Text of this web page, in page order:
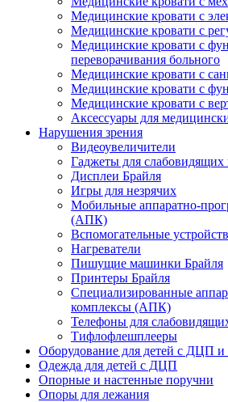
Медицинские кровати с
Медицинские кровати с
Медицинские кровати с
переворачивания больного
Медицинские кровати с
Медицинские кровати с
Медицинские кровати с
Аксессуары для
Нарушения зрения
Видеоувеличители
Гаджеты для слабовидящих
Дисплеи Брайля
Игры для незрячих
Мобильные аппаратно-
(АПК)
Вспомогательные
Нагреватели
Пишущие машинки Брайля
Принтеры Брайля
Специализированные
комплексы (АПК)
Телефоны для
Тифлофлешплееры
Оборудование для детей с ДЦП и
Одежда для детей с ДЦП
Опорные и настенные поручни
Опоры для лежания